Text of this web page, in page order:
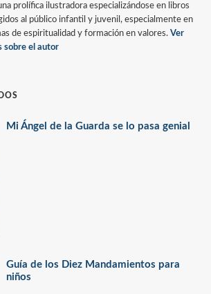
prolífica ilustradora especializándose en libros
al público infantil y juvenil, especialmente en
de espiritualidad y formación en valores. Ver
sobre el autor
Mi Ángel de la Guarda se lo pasa genial
Guía de los Diez Mandamientos para
niños